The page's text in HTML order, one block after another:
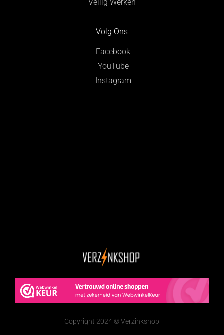
Volg Ons
Facebook
YouTube
Instagram
Copyright 2024 © Verzinkshop